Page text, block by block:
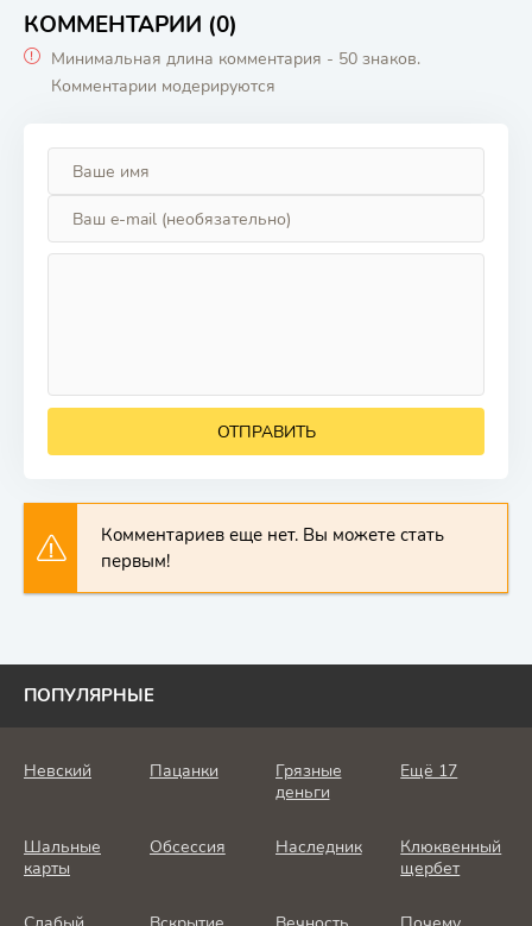
КОММЕНТАРИИ (0)
Минимальная длина комментария - 50 знаков.
Комментарии модерируются
ОТПРАВИТЬ
Комментариев еще нет. Вы можете стать
первым!
ПОПУЛЯРНЫЕ
Невский Пацанки
Грязные
деньги
Ещё 17
Шальные
карты
Обсессия Наследник
Клюквенный
щербет